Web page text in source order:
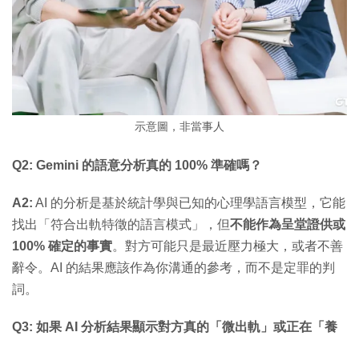
示意圖，非當事人
Q2: Gemini 的語意分析真的 100% 準確嗎？
A2: AI 的分析是基於統計學與已知的心理學語言模型，它能
找出「符合出軌特徵的語言模式」，但不能作為呈堂證供或
100% 確定的事實。對方可能只是最近壓力極大，或者不善
辭令。AI 的結果應該作為你溝通的參考，而不是定罪的判
詞。
Q3: 如果 AI 分析結果顯示對方真的「微出軌」或正在「養